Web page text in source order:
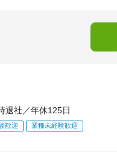
退社／年休125日
歓迎 業種未経験歓迎